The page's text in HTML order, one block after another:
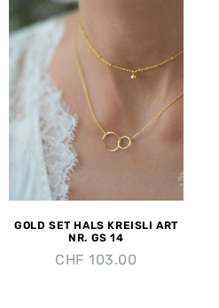
GOLD SET HALS KREISLI ART
NR. GS 14
CHF 103.00